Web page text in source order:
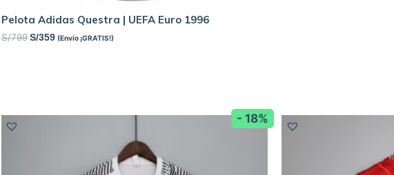
Pelota Adidas Questra | UEFA Euro 1996
S/799 S/359 (Envío ¡GRATIS!)
- 18%